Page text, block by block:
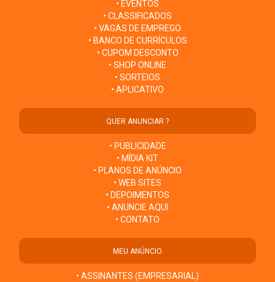
• EVENTOS
• CLASSIFICADOS
• VAGAS DE EMPREGO
• BANCO DE CURRÍCULOS
• CUPOM DESCONTO
• SHOP ONLINE
• SORTEIOS
• APLICATIVO
QUER ANUNCIAR ?
• PUBLICIDADE
• MÍDIA KIT
• PLANOS DE ANÚNCIO
• WEB SITES
• DEPOIMENTOS
• ANUNCIE AQUI
• CONTATO
MEU ANÚNCIO
• ASSINANTES (EMPRESARIAL)